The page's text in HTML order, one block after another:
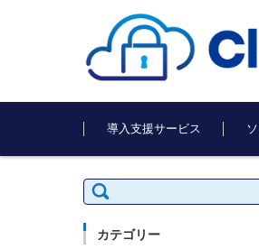
コンテンツに移動
導入支援サービス
検
索:
カテゴリー